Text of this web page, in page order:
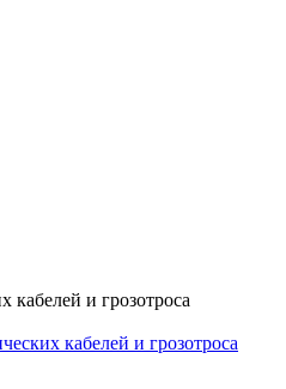
кабелей и грозотроса
кабелей и грозотроса